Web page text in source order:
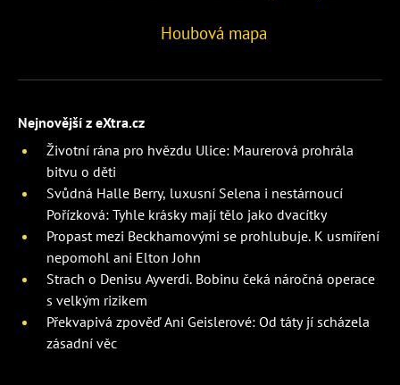
Houbová mapa
Nejnovější z eXtra.cz
Životní rána pro hvězdu Ulice: Maurerová prohrála
bitvu o děti
Svůdná Halle Berry, luxusní Selena i nestárnoucí
Pořízková: Tyhle krásky mají tělo jako dvacítky
Propast mezi Beckhamovými se prohlubuje. K usmíření
nepomohl ani Elton John
Strach o Denisu Ayverdi. Bobinu čeká náročná operace
s velkým rizikem
Překvapivá zpověď Ani Geislerové: Od táty jí scházela
zásadní věc